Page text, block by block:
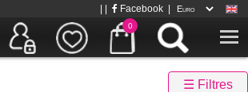
0
Facebook
☰ Filtres